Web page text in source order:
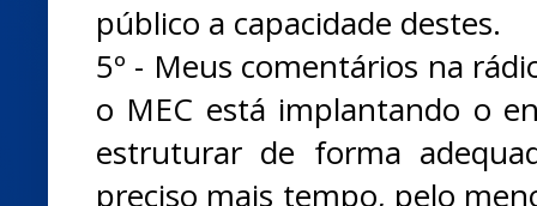
público a capacidade destes.
5º - Meus comentários na
o MEC está implantando o
estruturar de forma
preciso mais tempo, pelo